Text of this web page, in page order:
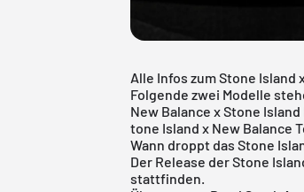
Alle Infos zum Stone Island
Folgende zwei Modelle
New Balance x Stone Island
tone Island x New Balance
Wann droppt das Stone
Der Release der Stone
stattfinden.